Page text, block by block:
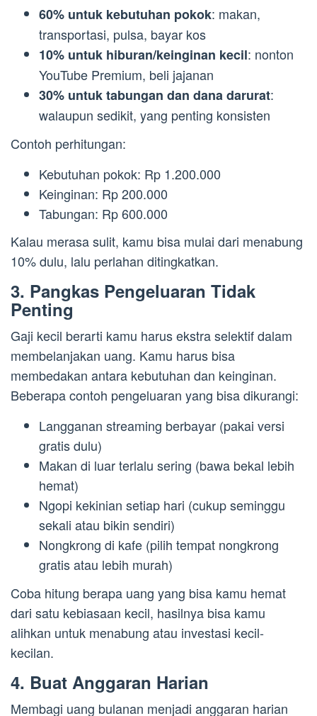
60% untuk kebutuhan pokok: makan,
transportasi, pulsa, bayar kos
10% untuk hiburan/keinginan kecil: nonton
YouTube Premium, beli jajanan
30% untuk tabungan dan dana darurat:
walaupun sedikit, yang penting konsisten
Contoh perhitungan:
Kebutuhan pokok: Rp 1.200.000
Keinginan: Rp 200.000
Tabungan: Rp 600.000
Kalau merasa sulit, kamu bisa mulai dari menabung
10% dulu, lalu perlahan ditingkatkan.
3. Pangkas Pengeluaran Tidak
Penting
Gaji kecil berarti kamu harus ekstra selektif dalam
membelanjakan uang. Kamu harus bisa
membedakan antara kebutuhan dan keinginan.
Beberapa contoh pengeluaran yang bisa dikurangi:
Langganan streaming berbayar (pakai versi
gratis dulu)
Makan di luar terlalu sering (bawa bekal lebih
hemat)
Ngopi kekinian setiap hari (cukup seminggu
sekali atau bikin sendiri)
Nongkrong di kafe (pilih tempat nongkrong
gratis atau lebih murah)
Coba hitung berapa uang yang bisa kamu hemat
dari satu kebiasaan kecil, hasilnya bisa kamu
alihkan untuk menabung atau investasi kecil-
kecilan.
4. Buat Anggaran Harian
Membagi uang bulanan menjadi anggaran harian